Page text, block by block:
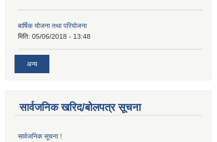
बार्षिक योजना तथा परियोजना
मिति: 05/06/2018 - 13:48
अन्य
सार्वजनिक खरिद/बोलपत्र सूचना
सार्वजनिक सूचना !